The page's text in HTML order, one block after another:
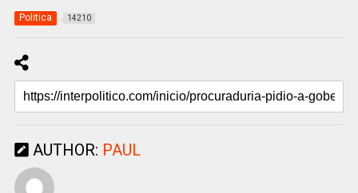
Politica 14210
AUTHOR: PAUL